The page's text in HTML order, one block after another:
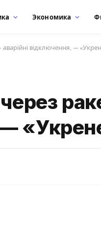
Экономика
аварійні відключення, —
через
—